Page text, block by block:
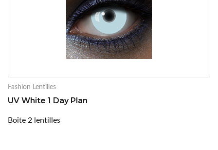
Fashion Lentilles
UV White 1 Day Plan
Boîte 2 lentilles